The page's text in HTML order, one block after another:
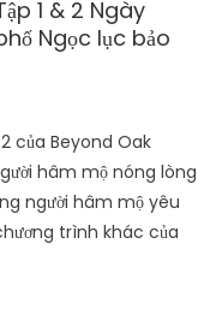
1 & 2 Ngày
Ngọc lục bảo
của Beyond Oak
hâm mộ nóng lòng
người hâm mộ yêu
trình khác của